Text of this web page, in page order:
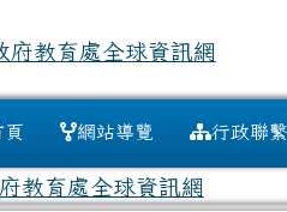
育處全球資
頁 網站導覽 行政聯繫